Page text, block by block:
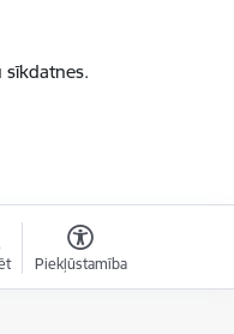
sīkdatnes.
Piekļūstamība